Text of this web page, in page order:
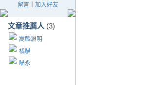
留言｜ 加入好友
文章推薦人 (3)
嵩麟淵明
橘貓
喵永